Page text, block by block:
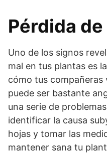
Pérdida
Uno de los signos
mal en tus plantas es
cómo tus compañeras
puede ser bastante
una serie de
identificar la causa
hojas y tomar las
mantener sana tu